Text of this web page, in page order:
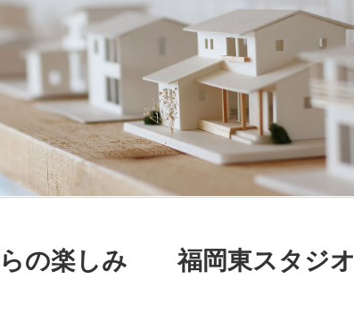
らの楽しみ 福岡東スタジオ